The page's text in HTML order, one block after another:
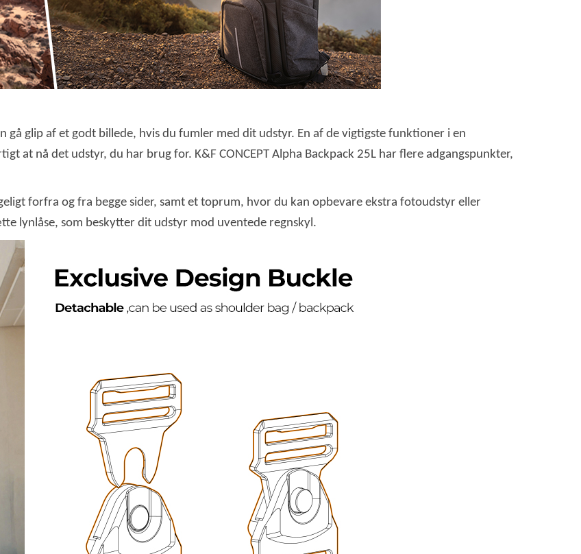
glip af et godt billede, hvis du fumler med dit udstyr. En af de vigtigste funktioner i en
at nå det udstyr, du har brug for. K&F CONCEPT Alpha Backpack 25L har flere adgangspunkter,
forfra og fra begge sider, samt et toprum, hvor du kan opbevare ekstra fotoudstyr eller
lynlåse, som beskytter dit udstyr mod uventede regnskyl.